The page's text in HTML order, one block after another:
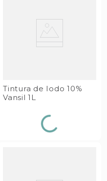
Tintura de Iodo 10%
Vansil 1L